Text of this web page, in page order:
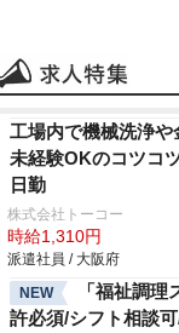
工場内で機械洗浄
未経験OKのコツコ
日勤
株式会社トーコー
時給1,310円
派遣社員 / 大阪府
NEW
「福祉調
許必須/シフト相談